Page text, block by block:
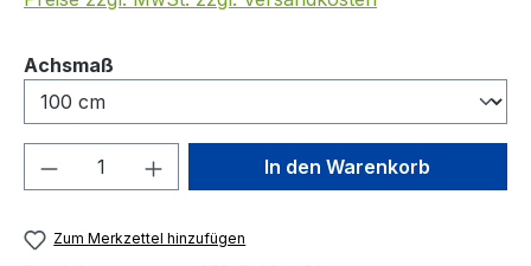
Achsmaß
Produkt Anzahl: Gib denIn den Warenkorb
Zum Merkzettel hinzufügen